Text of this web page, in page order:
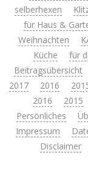
selberhexen
für Haus &
Weihnachten
Küche
für
Beitragsübersicht
2017
2016
2016
2015
Persönliches
Impressum
Disclaimer